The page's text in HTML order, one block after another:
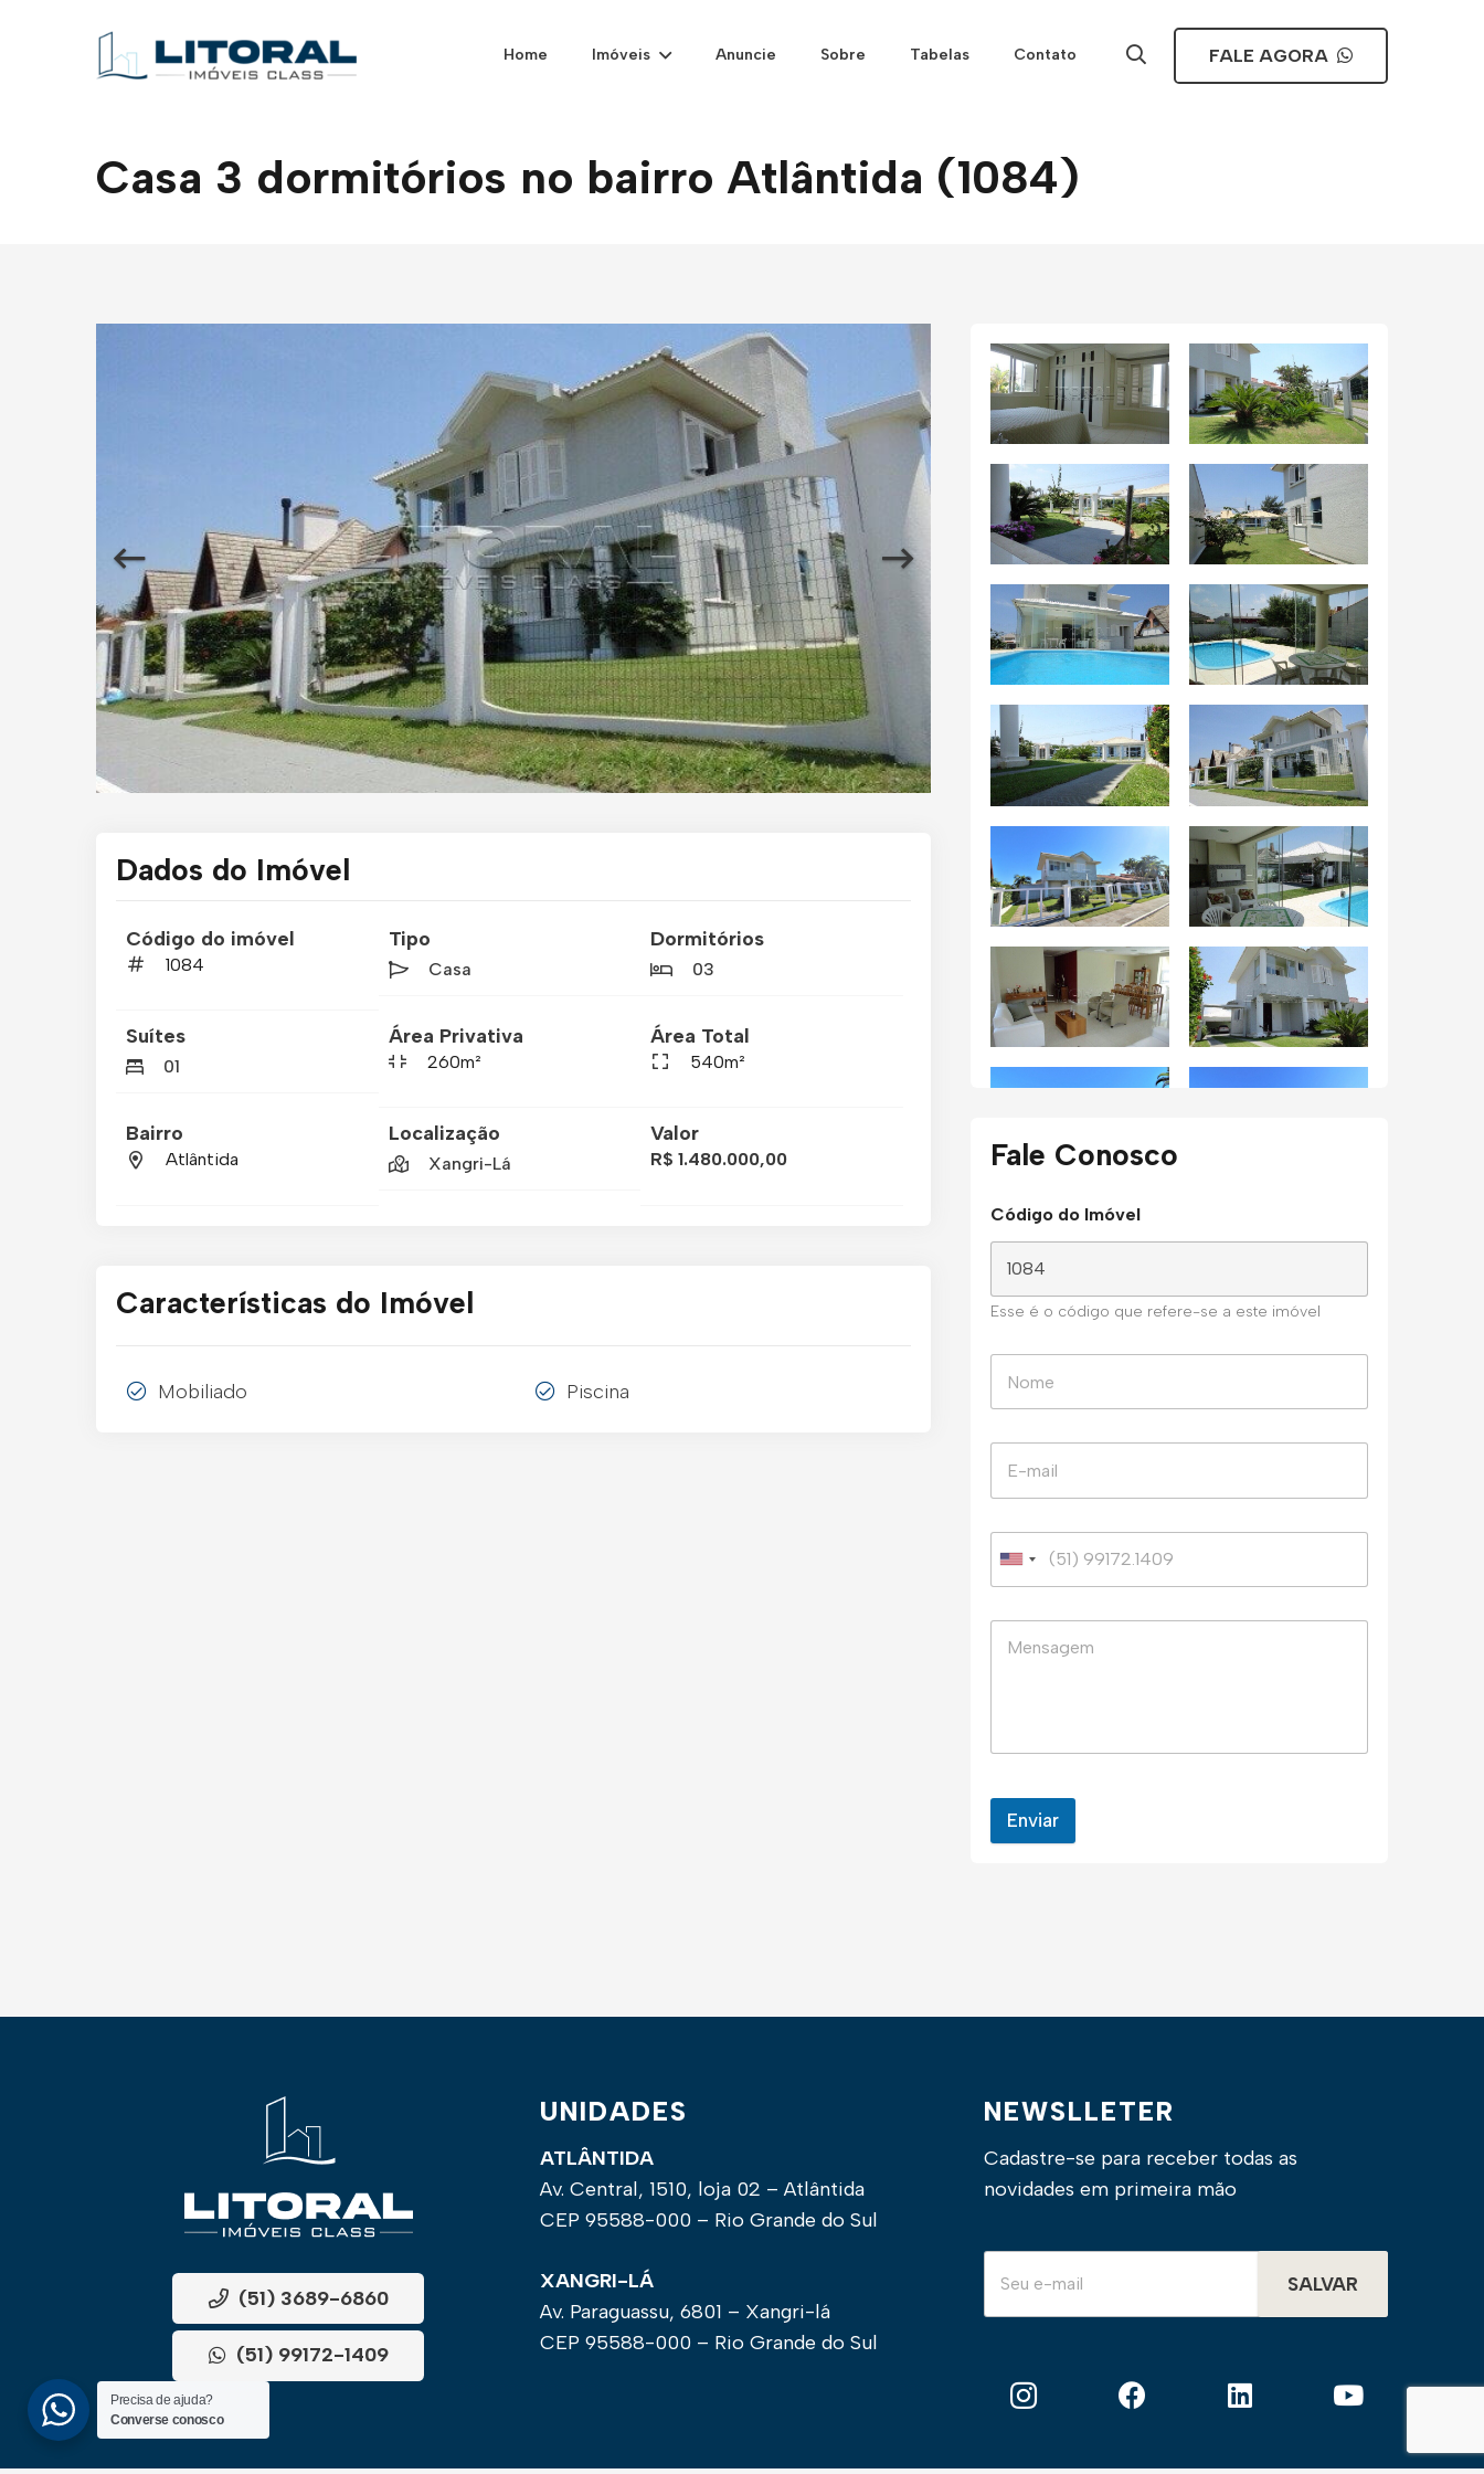
Home Imóveis Anuncie Sobre Tabelas Contato FALE AGORA
Casa 3 dormitórios no bairro Atlântida (1084)
Dados do Imóvel
Código do imóvel
1084
Tipo
Casa
Dormitórios
03
Suítes
01
Área Privativa
260m²
Área Total
540m²
Bairro
Atlântida
Localização
Xangri-Lá
Valor
R$ 1.480.000,00
Características do Imóvel
Mobiliado Piscina
Fale Conosco
Código do Imóvel
Esse é o código que refere-se a este imóvel
Enviar
(51) 3689-6860
(51) 99172-1409
UNIDADES
ATLÂNTIDA
Av. Central, 1510, loja 02 – Atlântida
CEP 95588-000 – Rio Grande do Sul
XANGRI-LÁ
Av. Paraguassu, 6801 – Xangri-lá
CEP 95588-000 – Rio Grande do Sul
NEWSLLETER
Cadastre-se para receber todas as
novidades em primeira mão
SALVAR
Precisa de ajuda?
Converse conosco